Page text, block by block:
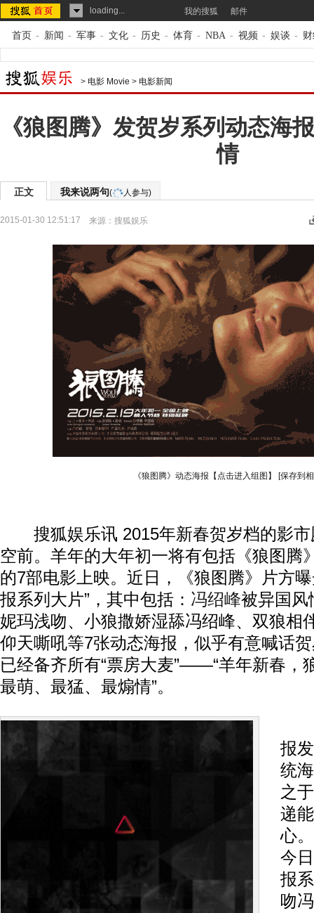
loading... 我的搜狐 邮件
首页 - 新闻 - 军事 - 文化 - 历史 - 体育 - NBA - 视频 - 娱谈 -
> 电影 Movie > 电影新闻
《狼图腾》发贺岁系列动态海
情
正文 我来说两句( 人参与)
2015-01-30 12:51:17 来源： 搜狐娱乐
《狼图腾》动态海报【点击进入组图】 [保存到
搜狐娱乐讯 2015年新春贺岁档的影市
空前。羊年的大年初一将有包括《狼图腾
的7部电影上映。近日，《狼图腾》片方
报系列大片”，其中包括： 冯绍峰被异国风
妮玛浅吻、小狼撒娇湿舔冯绍峰、双狼相
仰天嘶吼等7张动态海报，似乎有意喊话
已经备齐所有“票房大麦”——“羊年新春，
最萌、最猛、最煽情”。
报
统
之
递
心
今
报
吻